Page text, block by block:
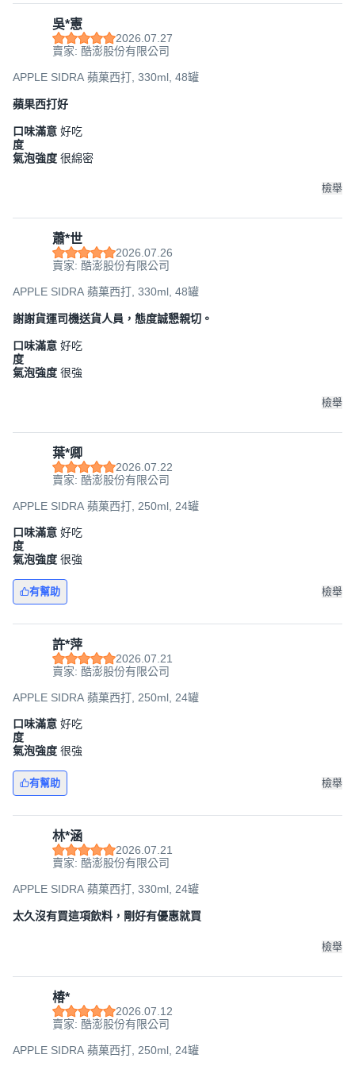
吳*憲
2026.07.27
賣家: 酷澎股份有限公司
APPLE SIDRA 蘋菓西打, 330ml, 48罐
蘋果西打好
口味滿意
度
好吃
氣泡強度 很綿密
檢舉
蕭*世
2026.07.26
賣家: 酷澎股份有限公司
APPLE SIDRA 蘋菓西打, 330ml, 48罐
謝謝貨運司機送貨人員，態度誠懇親切。
口味滿意
度
好吃
氣泡強度 很強
檢舉
葉*卿
2026.07.22
賣家: 酷澎股份有限公司
APPLE SIDRA 蘋菓西打, 250ml, 24罐
口味滿意
度
好吃
氣泡強度 很強
有幫助 檢舉
許*萍
2026.07.21
賣家: 酷澎股份有限公司
APPLE SIDRA 蘋菓西打, 250ml, 24罐
口味滿意
度
好吃
氣泡強度 很強
有幫助 檢舉
林*涵
2026.07.21
賣家: 酷澎股份有限公司
APPLE SIDRA 蘋菓西打, 330ml, 24罐
太久沒有買這項飲料，剛好有優惠就買
檢舉
椿*
2026.07.12
賣家: 酷澎股份有限公司
APPLE SIDRA 蘋菓西打, 250ml, 24罐